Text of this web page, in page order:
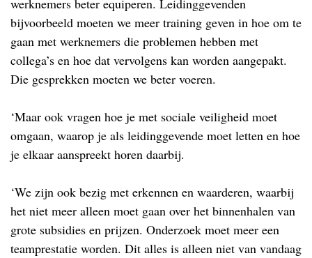
werknemers beter equiperen. Leidinggevenden
bijvoorbeeld moeten we meer training geven in hoe om te
gaan met werknemers die problemen hebben met
collega’s en hoe dat vervolgens kan worden aangepakt.
Die gesprekken moeten we beter voeren.
‘Maar ook vragen hoe je met sociale veiligheid moet
omgaan, waarop je als leidinggevende moet letten en hoe
je elkaar aanspreekt horen daarbij.
‘We zijn ook bezig met erkennen en waarderen, waarbij
het niet meer alleen moet gaan over het binnenhalen van
grote subsidies en prijzen. Onderzoek moet meer een
teamprestatie worden. Dit alles is alleen niet van vandaag